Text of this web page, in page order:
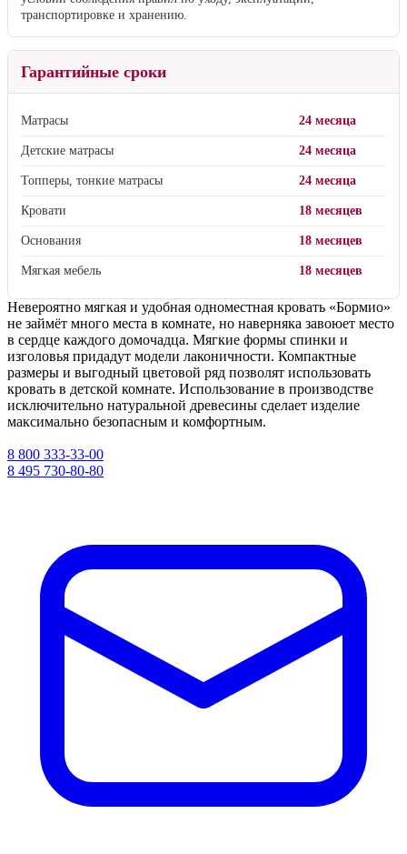
транспортировке и хранению.
Гарантийные сроки
Матрасы 24 месяца
Детские матрасы 24 месяца
Топперы, тонкие матрасы 24 месяца
Кровати 18 месяцев
Основания 18 месяцев
Мягкая мебель 18 месяцев
Невероятно мягкая и удобная одноместная кровать «Бормио»
не займёт много места в комнате, но наверняка завоюет место
в сердце каждого домочадца. Мягкие формы спинки и
изголовья придадут модели лаконичности. Компактные
размеры и выгодный цветовой ряд позволят использовать
кровать в детской комнате. Использование в производстве
исключительно натуральной древесины сделает изделие
максимально безопасным и комфортным.
8 800 333-33-00
8 495 730-80-80